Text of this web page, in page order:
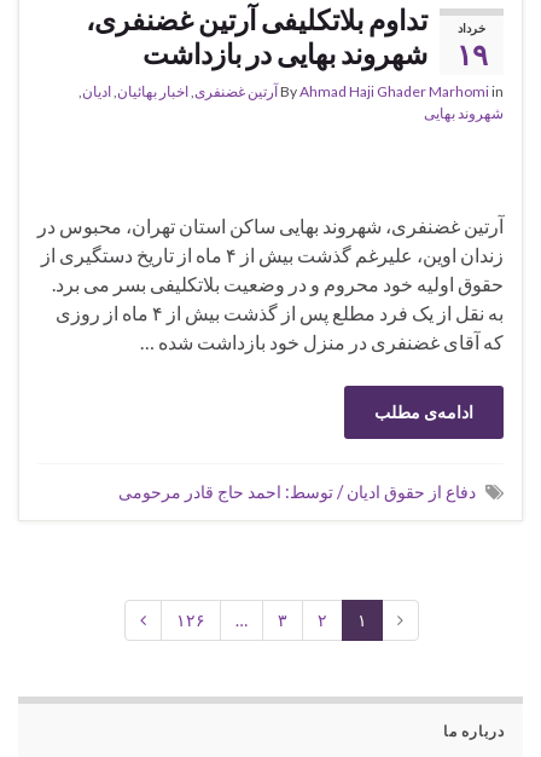
خرداد
۱۹
تداوم بلاتکلیفی آرتین غضنفری،
شهروند بهایی در بازداشت
ByAhmad Haji Ghader Marhomiin آرتین غضنفری اخبار بهائیان ادیان
شهروند بهایی
آرتین غضنفری، شهروند بهایی ساکن استان تهران، محبوس در
زندان اوین، علیرغم گذشت بیش از ۴ ماه از تاریخ دستگیری از
حقوق اولیه خود محروم و در وضعیت بلاتکلیفی بسر می برد.
به نقل از یک فرد مطلع پس از گذشت بیش از ۴ ماه از روزی
که آقای غضنفری در منزل خود بازداشت شده …
ادامه‌ی مطلب
دفاع از حقوق ادیان / توسط: احمد حاج قادر مرحومی
۱ ۲ ۳ … ۱۲۶
درباره ما